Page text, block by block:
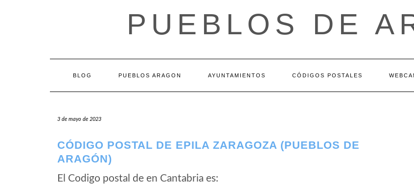
PUEBLOS DE
BLOG PUEBLOS ARAGON AYUNTAMIENTOS CÓDIGOS POSTALES
3 de mayo de 2023
CÓDIGO POSTAL DE EPILA ZARAGOZA (PUEBLOS DE
ARAGÓN)
El Codigo postal de en Cantabria es: